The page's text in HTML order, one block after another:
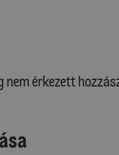
nem érkezett